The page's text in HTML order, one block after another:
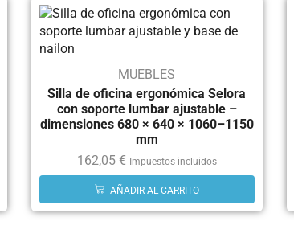
MUEBLES
Silla de oficina ergonómica Selora
con soporte lumbar ajustable –
dimensiones 680 × 640 × 1060–1150
mm
162,05 € Impuestos incluidos
AÑADIR AL CARRITO